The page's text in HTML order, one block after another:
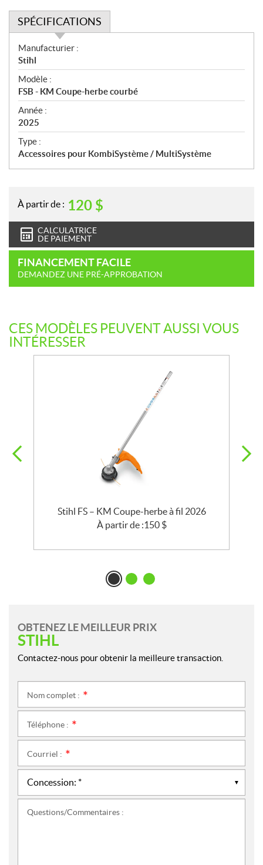
SPÉCIFICATIONS
S
p
é
c
i
f
i
c
a
n
Manufacturier :
Stihl
Modèle :
FSB - KM Coupe-herbe courbé
Année :
2025
Type :
Accessoires pour KombiSystème / MultiSystème
À partir de : 120 $
CALCULATRICE
DE PAIEMENT
FINANCEMENT FACILE
DEMANDEZ UNE PRÉ-APPROBATION
CES MODÈLES PEUVENT AUSSI VOUS
INTÉRESSER
Stihl FS – KM Coupe-herbe à fil 2026
À partir de :150 $
OBTENEZ LE MEILLEUR PRIX
STIHL
Contactez-nous pour obtenir la meilleure transaction.
Nom complet :
Téléphone :
Courriel :
Questions/Commentaires :